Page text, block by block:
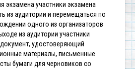
экзамена участники экзамена
из аудитории и перемещаться по
одного из организаторов
из аудитории участники
удостоверяющий
материалы, письменные
бумаги для черновиков со